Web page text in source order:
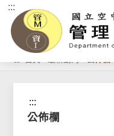
跳到主要內容區塊
:::
:::
公佈欄